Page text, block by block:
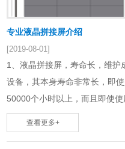
专业液晶拼接屏介绍
[2019-08-01]
1、液晶拼接屏，寿命长，维
设备，其本身寿命非常长，即
50000个小时以上，而且即使
亮度造成影响，只需更换背光
查看更多+